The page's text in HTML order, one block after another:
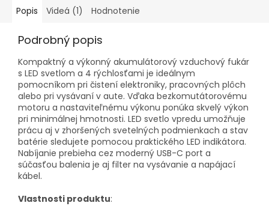
Popis Videá (1) Hodnotenie
Podrobný popis
Kompaktný a výkonný akumulátorový vzduchový fukár
s LED svetlom a 4 rýchlosťami je ideálnym
pomocníkom pri čistení elektroniky, pracovných plôch
alebo pri vysávaní v aute. Vďaka bezkomutátorovému
motoru a nastaviteľnému výkonu ponúka skvelý výkon
pri minimálnej hmotnosti. LED svetlo vpredu umožňuje
prácu aj v zhoršených svetelných podmienkach a stav
batérie sledujete pomocou praktického LED indikátora.
Nabíjanie prebieha cez moderný USB-C port a
súčasťou balenia je aj filter na vysávanie a napájací
kábel.
Vlastnosti produktu: